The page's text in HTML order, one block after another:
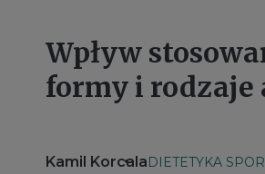
Wpływ
formy i
Kamil KorcalaDIETETYKA